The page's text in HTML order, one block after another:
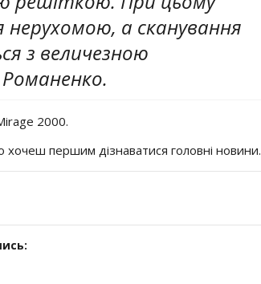
а сканування
з величезною
2000.
хочеш першим дізнаватися головні новини.